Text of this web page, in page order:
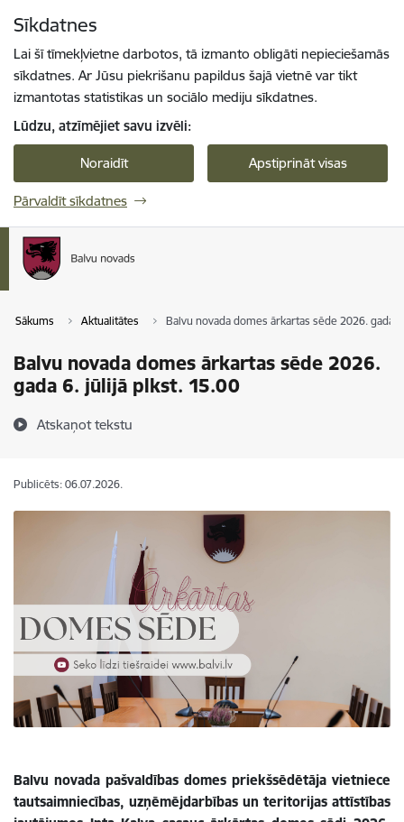
Sīkdatnes
Lai šī tīmekļvietne darbotos, tā izmanto obligāti nepieciešamās
sīkdatnes. Ar Jūsu piekrišanu papildus šajā vietnē var tikt
izmantotas statistikas un sociālo mediju sīkdatnes.
Lūdzu, atzīmējiet savu izvēli:
Noraidīt Apstiprināt visas
Pārvaldīt sīkdatnes
Sākums Aktualitātes Balvu novada domes ārkartas sēde 2026. gada
Balvu novada domes ārkartas sēde 2026.
gada 6. jūlijā plkst. 15.00
Atskaņot tekstu
Publicēts: 06.07.2026.
Balvu novada pašvaldības domes priekšsēdētāja vietniece
tautsaimniecības, uzņēmējdarbības un teritorijas attīstības